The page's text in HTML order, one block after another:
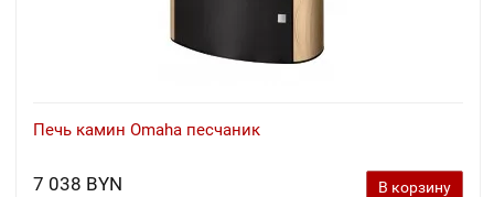
Печь камин Omaha песчаник
7 038 BYN В корзину